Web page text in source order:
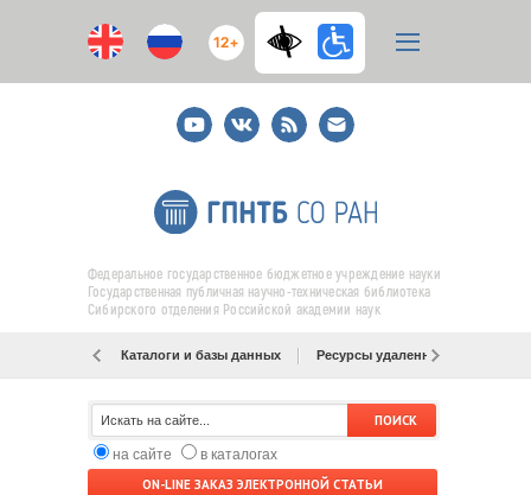
12+
YoutubeВКонтакте
RSS
E-
mail
подписка
Федеральное государственное бюджетное учреждение науки
Государственная публичная научно-техническая библиотека
Сибирского отделения Российской академии наук
Каталоги и базы данных Ресурсы удаленного доступа
на сайте
в каталогах
ON-LINE ЗАКАЗ ЭЛЕКТРОННОЙ СТАТЬИ